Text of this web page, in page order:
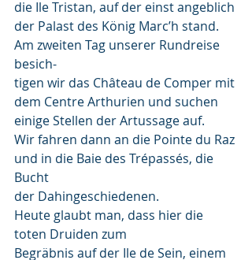
die Ile Tristan, auf der einst angeblich
der Palast des König Marc’h stand.
Am zweiten Tag unserer Rundreise
besich-
tigen wir das Château de Comper mit
dem Centre Arthurien und suchen
einige Stellen der Artussage auf.
Wir fahren dann an die Pointe du Raz
und in die Baie des Trépassés, die
Bucht
der Dahingeschiedenen.
Heute glaubt man, dass hier die
toten Druiden zum
Begräbnis auf der Ile de Sein, einem